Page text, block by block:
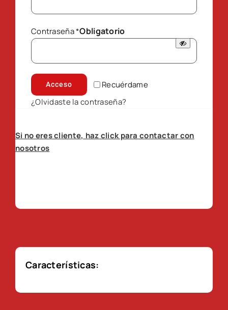
Contraseña*Obligatorio
Recuérdame
Acceso
¿Olvidaste la contraseña?
Si no eres cliente, haz click para contactar con
nosotros
Características: